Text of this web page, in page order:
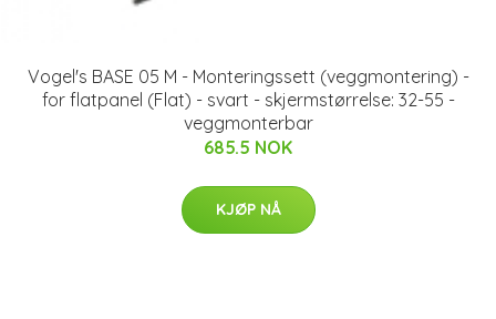
Vogel's BASE 05 M - Monteringssett (veggmontering) -
for flatpanel (Flat) - svart - skjermstørrelse: 32-55 -
veggmonterbar
685.5 NOK
KJØP NÅ